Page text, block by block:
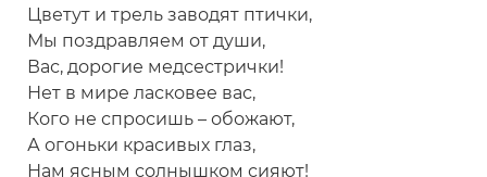
Цветут и трель заводят птички,
Мы поздравляем от души,
Вас, дорогие медсестрички!
Нет в мире ласковее вас,
Кого не спросишь – обожают,
А огоньки красивых глаз,
Нам ясным солнышком сияют!